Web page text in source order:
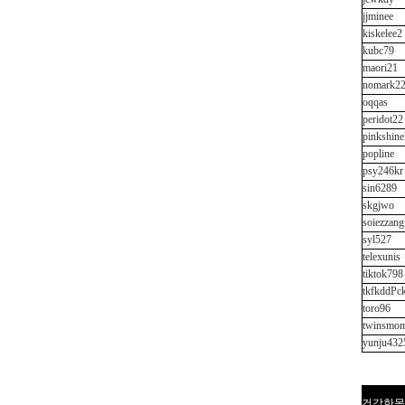
jjminee
kiskelee2
kubc79
maori21
oqqas
peridot22
popline
psy246kr
sin6289
skgjwo
soiezzang
syl527
telexunis
tiktok798
toro96